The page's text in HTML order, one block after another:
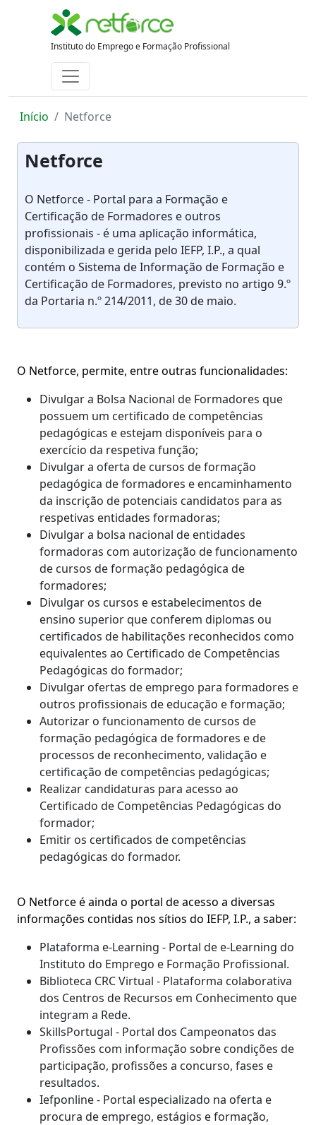
Instituto do Emprego e Formação Profissional
Início Netforce
Netforce
O Netforce - Portal para a Formação e
Certificação de Formadores e outros
profissionais - é uma aplicação informática,
disponibilizada e gerida pelo IEFP, I.P., a qual
contém o Sistema de Informação de Formação e
Certificação de Formadores, previsto no artigo 9.º
da Portaria n.º 214/2011, de 30 de maio.
O Netforce, permite, entre outras funcionalidades:
Divulgar a Bolsa Nacional de Formadores que
possuem um certificado de competências
pedagógicas e estejam disponíveis para o
exercício da respetiva função;
Divulgar a oferta de cursos de formação
pedagógica de formadores e encaminhamento
da inscrição de potenciais candidatos para as
respetivas entidades formadoras;
Divulgar a bolsa nacional de entidades
formadoras com autorização de funcionamento
de cursos de formação pedagógica de
formadores;
Divulgar os cursos e estabelecimentos de
ensino superior que conferem diplomas ou
certificados de habilitações reconhecidos como
equivalentes ao Certificado de Competências
Pedagógicas do formador;
Divulgar ofertas de emprego para formadores e
outros profissionais de educação e formação;
Autorizar o funcionamento de cursos de
formação pedagógica de formadores e de
processos de reconhecimento, validação e
certificação de competências pedagógicas;
Realizar candidaturas para acesso ao
Certificado de Competências Pedagógicas do
formador;
Emitir os certificados de competências
pedagógicas do formador.
O Netforce é ainda o portal de acesso a diversas
informações contidas nos sítios do IEFP, I.P., a saber:
Plataforma e-Learning - Portal de e-Learning do
Instituto do Emprego e Formação Profissional.
Biblioteca CRC Virtual - Plataforma colaborativa
dos Centros de Recursos em Conhecimento que
integram a Rede.
SkillsPortugal - Portal dos Campeonatos das
Profissões com informação sobre condições de
participação, profissões a concurso, fases e
resultados.
Iefponline - Portal especializado na oferta e
procura de emprego, estágios e formação,